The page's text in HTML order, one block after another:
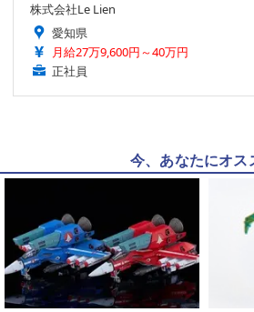
株式会社Le Lien
愛知県
月給27万9,600円～40万円
正社員
今、あなたにオス